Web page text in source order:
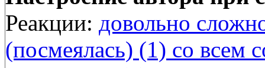
Реакции: довольно
(посмеялась) (1) со всем